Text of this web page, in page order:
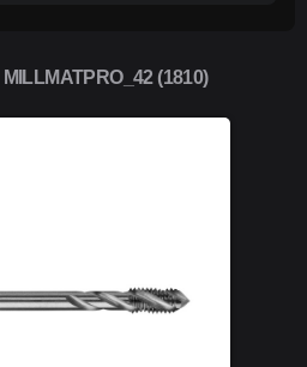
(1810)